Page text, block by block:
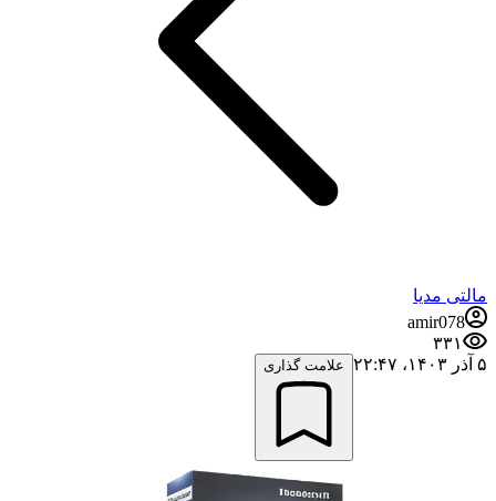
مالتی مدیا
amir078
۳۳۱
۵ آذر ۱۴۰۳،‏ ۲۲:۴۷
علامت گذاری